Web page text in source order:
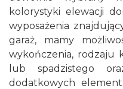
kolorystyki elewacji
wyposażenia
garaż, mamy
wykończenia, rodzaju
lub spadzistego
dodatkowych